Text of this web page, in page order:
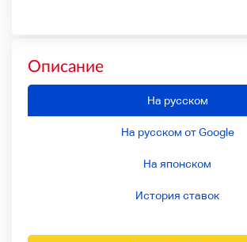
Описание
На русском
На русском от Google
На японском
История ставок